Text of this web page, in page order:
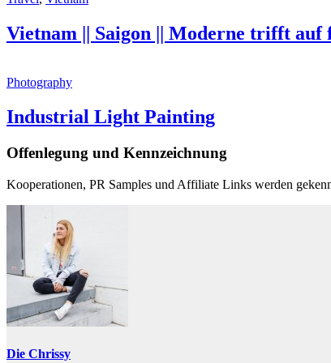
Vietnam || Saigon || Moderne trifft auf
Photography
Industrial Light Painting
Offenlegung und Kennzeichnung
Kooperationen, PR Samples und Affiliate Links werden
Die Chrissy